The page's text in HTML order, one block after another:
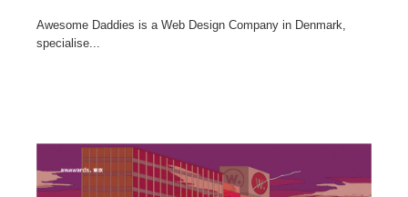
Awesome Daddies is a Web Design Company in Denmark,
specialise...